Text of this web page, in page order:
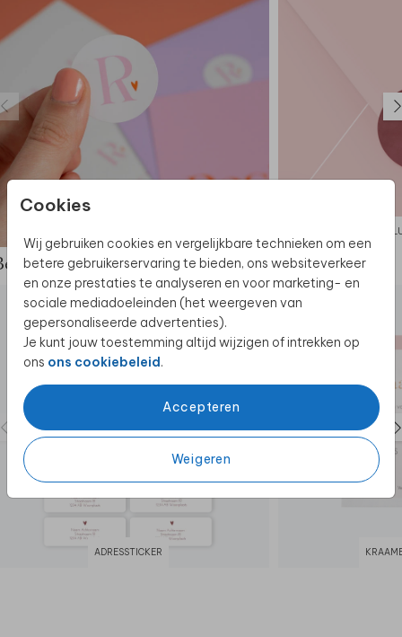
Cookies
Wij gebruiken cookies en vergelijkbare technieken om een
betere gebruikerservaring te bieden, ons websiteverkeer
en onze prestaties te analyseren en voor marketing- en
sociale mediadoeleinden (het weergeven van
gepersonaliseerde advertenties).
Je kunt jouw toestemming altijd wijzigen of intrekken op
ons ons cookiebeleid.
Accepteren
Weigeren
de complete set
ADRESSTICKER